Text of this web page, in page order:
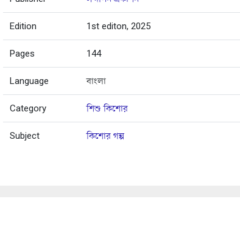
Edition 1st editon, 2025
Pages 144
Language বাংলা
Category শিশু কিশোর
Subject কিশোর গল্প